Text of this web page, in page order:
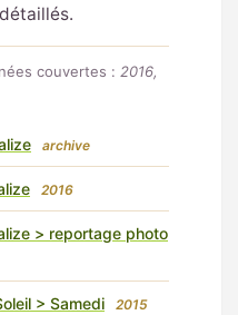
couvertes : 2016,
archive
2016
> reportage photo
> Samedi 2015